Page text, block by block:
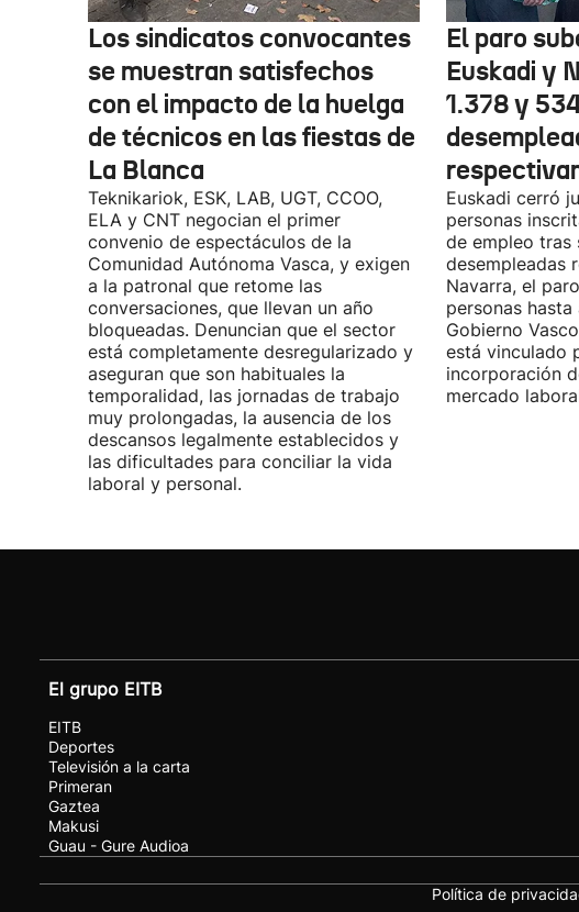
Los sindicatos convocantes
se muestran satisfechos
con el impacto de la huelga
de técnicos en las fiestas de
La Blanca
Teknikariok, ESK, LAB, UGT, CCOO,
ELA y CNT negocian el primer
convenio de espectáculos de la
Comunidad Autónoma Vasca, y exigen
a la patronal que retome las
conversaciones, que llevan un año
bloqueadas. Denuncian que el sector
está completamente desregularizado y
aseguran que son habituales la
temporalidad, las jornadas de trabajo
muy prolongadas, la ausencia de los
descansos legalmente establecidos y
las dificultades para conciliar la vida
laboral y personal.
El paro
Euskadi y
1.378 y
Euskadi cerró
personas
de empleo tras
desempleadas
Navarra, el
personas
Gobierno
está vinculado
incorporación
mercado
El grupo EITB
EITB
Deportes
Televisión a la carta
Primeran
Gaztea
Makusi
Guau - Gure Audioa
Política de